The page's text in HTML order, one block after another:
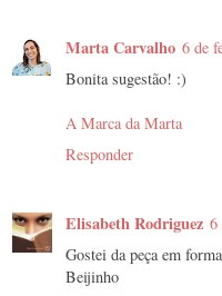
Marta Carvalho 6 de
Bonita sugestão! :)
A Marca da Marta
Responder
Elisabeth Rodriguez 6
Gostei da peça em
Beijinho